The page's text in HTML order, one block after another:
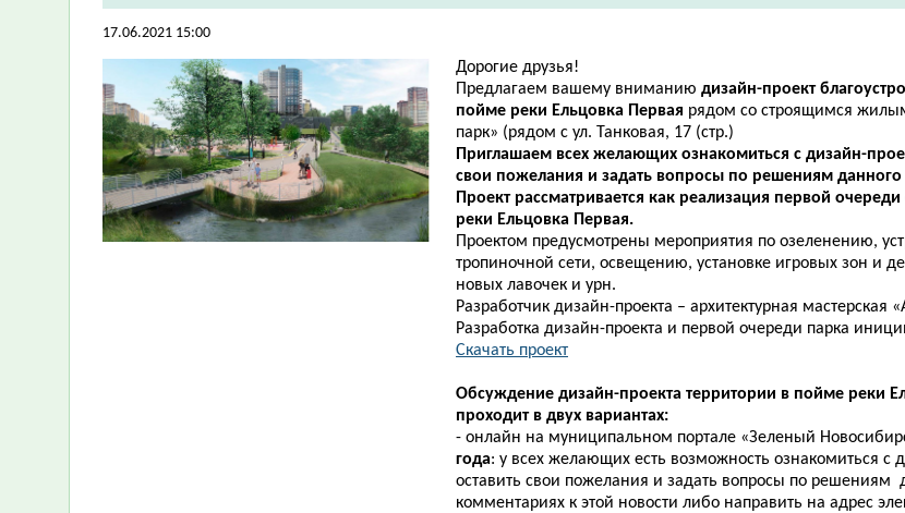
17.06.2021 15:00
Дорогие друзья!
Предлагаем вашему вниманию дизайн-проект
пойме реки Ельцовка Первая рядом со строящимся
парк» (рядом с ул. Танковая, 17 (стр.)
Приглашаем всех желающих ознакомиться с дизайн-
свои пожелания и задать вопросы по решениям
Проект рассматривается как реализация первой
реки Ельцовка Первая.
Проектом предусмотрены мероприятия по озеленению,
тропиночной сети, освещению, установке игровых зон и
новых лавочек и урн.
Разработчик дизайн-проекта – архитектурная мастерская
Разработка дизайн-проекта и первой очереди парка
Скачать проект​
Обсуждение дизайн-проекта территории в пойме реки
проходит в двух вариантах:
- онлайн на муниципальном портале «Зеленый
года: у всех желающих есть возможность ознакомиться с
оставить свои пожелания и задать вопросы по решениям
комментариях к этой новости либо направить на адрес